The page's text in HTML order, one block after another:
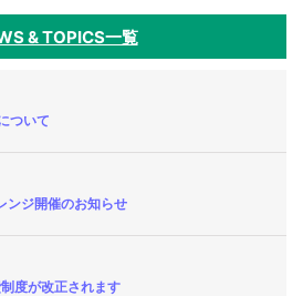
& TOPICS一覧
ついて
ンジ開催のお知らせ
度が改正されます